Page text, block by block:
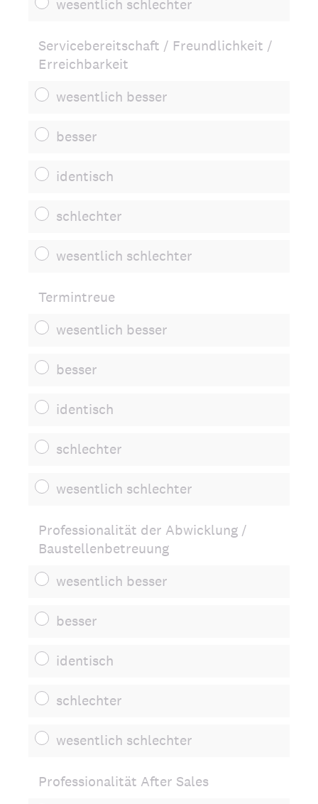
wesentlich schlechter
Servicebereitschaft / Freundlichkeit /
Erreichbarkeit
wesentlich besser
besser
identisch
schlechter
wesentlich schlechter
Termintreue
wesentlich besser
besser
identisch
schlechter
wesentlich schlechter
Professionalität der Abwicklung /
Baustellenbetreuung
wesentlich besser
besser
identisch
schlechter
wesentlich schlechter
Professionalität After Sales